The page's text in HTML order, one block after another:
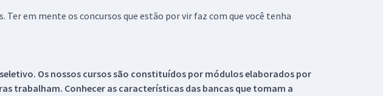
em mente os concursos que estão por vir faz com que você tenha
Os nossos cursos são constituídos por módulos elaborados por
trabalham. Conhecer as características das bancas que tomam a